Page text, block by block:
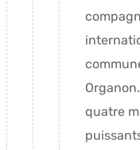
quatre